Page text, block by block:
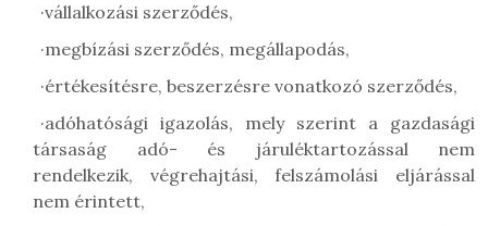
·vállalkozási szerződés,
·megbízási szerződés, megállapodás,
·értékesítésre, beszerzésre vonatkozó szerződés,
·adóhatósági igazolás, mely szerint a gazdasági
társaság adó- és járuléktartozással nem
rendelkezik, végrehajtási, felszámolási eljárással
nem érintett,